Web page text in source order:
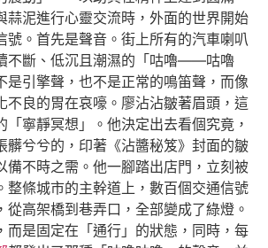
蒜泥進行心靈交流時，外面的世界開始
號。首先是聲音。街上所有的汽車喇叭
不斷、低沉且潮濕的「咕嚕——咕嚕
引擎聲，也不是正常的鳴笛聲，而像
不良的胃在哀嚎。廖沾沾皺著眉頭，這
「寧靜冥想」。他決定出去看個究竟，
髒兮兮的，印著《沾醬秘笈》封面的皺
備不時之需。他一腳踏出店門，立刻被
整條城市的主幹道上，數百個交通信號
從高架橋到巷弄口，全部變成了綠燈。
而是固定在「通行」的狀態，同時，每